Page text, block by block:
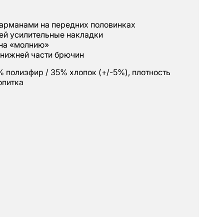
на передних половинках
усилительные накладки
«молнию»
части брючин
полиэфир / 35% хлопок (+/-5%), плотность